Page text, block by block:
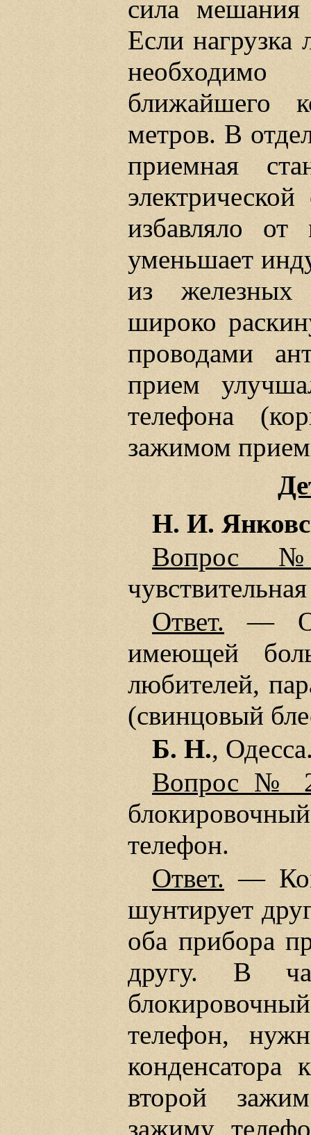
сила мешания
Если
ближайшего
метров. В
приемная
избавляло от
уменьшает
из железных
широко
проводами
прием
телефона
зажимом
Н. И.
Вопрос
Ответ. —
имеющей
любителей,
(свинцовый
Б. Н.,
Вопрос №
телефон.
Ответ. —
шунтирует
оба прибора
другу. В
телефон,
второй
зажиму